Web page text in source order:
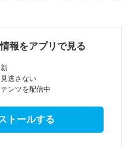
報をアプリで見る
逃さない
ンツを配信中
トールする